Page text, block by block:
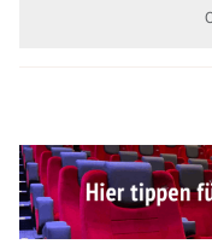
Behinderung